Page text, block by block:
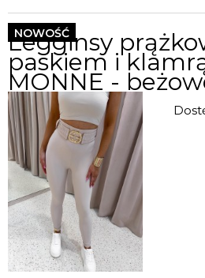
Legginsy
paskiem i
MONNE -
NOWOŚĆ